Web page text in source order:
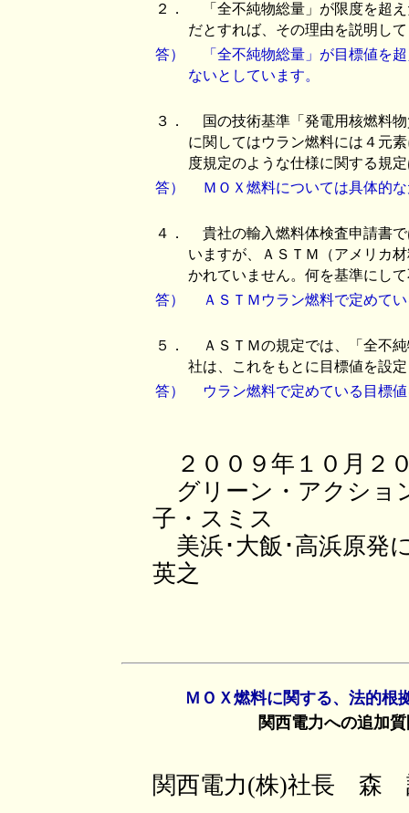
２．
「全不純物総量」が限度を超
だとすれば、その理由を説明し
答）
「全不純物総量」が目標値を
ないとしています。
３．
国の技術基準「発電用核燃料
に関してはウラン燃料には４元
度規定のような仕様に関する規
答）
ＭＯＸ燃料については具体的
４．
貴社の輸入燃料体検査申請書
いますが、ＡＳＴＭ（アメリカ
かれていません。何を基準にし
答）
ＡＳＴＭウラン燃料で定めて
５．
ＡＳＴＭの規定では、「全不
社は、これをもとに目標値を設
答）
ウラン燃料で定めている目標
２００９年１０月２
グリーン・アクショ
子・スミス
美浜･大飯･高浜原発
英之
ＭＯＸ燃料に関する、法的根
関西電力への追加
関西電力(株)社長